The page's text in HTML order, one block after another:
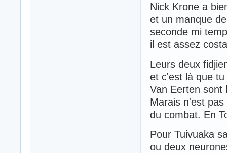
Nick Krone a
et un manque
seconde mi
il est assez
Leurs deux
et c'est là que
Van Eerten sont
Marais n'est
du combat. En
Pour Tuivuaka
ou deux